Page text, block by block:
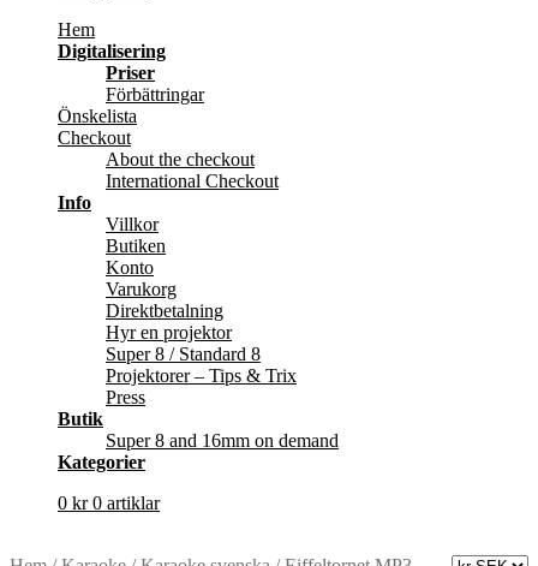
Hem
Digitalisering
Priser
Förbättringar
Önskelista
Checkout
About the checkout
International Checkout
Info
Villkor
Butiken
Konto
Varukorg
Direktbetalning
Hyr en projektor
Super 8 / Standard 8
Projektorer – Tips & Trix
Press
Butik
Super 8 and 16mm on demand
Kategorier
0 kr 0 artiklar